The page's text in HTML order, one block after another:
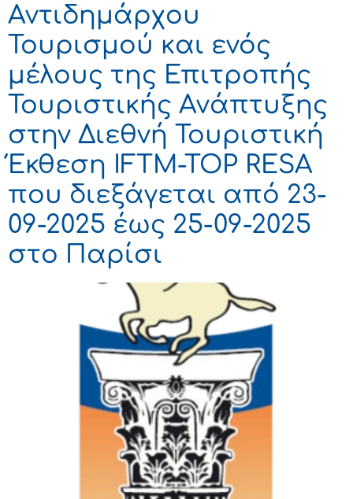
Αντιδημάρχου
Τουρισμού και ενός
μέλους της Επιτροπής
Τουριστικής Ανάπτυξης
στην Διεθνή Τουριστική
Έκθεση IFTM-TOP RESA
που διεξάγεται από 23-
09-2025 έως 25-09-2025
στο Παρίσι